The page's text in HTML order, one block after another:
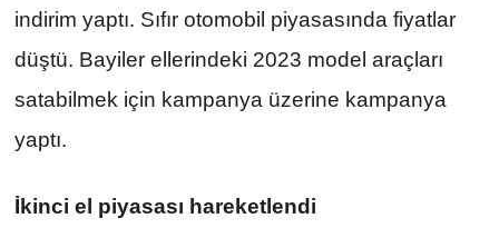
indirim yaptı. Sıfır otomobil piyasasında fiyatlar
düştü. Bayiler ellerindeki 2023 model araçları
satabilmek için kampanya üzerine kampanya
yaptı.
İkinci el piyasası hareketlendi